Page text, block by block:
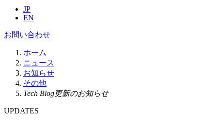
JP
EN
お問い合わせ
ホーム
ニュース
お知らせ
その他
Tech Blog更新のお知らせ
UPDATES